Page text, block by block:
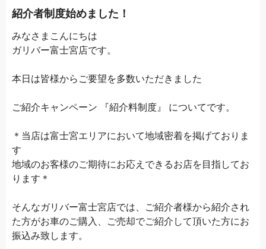
紹介者制度始めました！
みなさまこんにちは
ガリバー富士宮店です。
本日は皆様からご要望を多数いただきました
ご紹介キャンペーン 『紹介料制度』 についてです。
＊当店は富士宮エリアにおいて地域密着を掲げておりま
す
地域のお客様のご期待にお応えできるお店を目指してお
ります＊
そんなガリバー富士宮店では、ご紹介者様から紹介され
た方がお車のご購入、ご売却でご紹介して頂いた方にお
振込み致します。